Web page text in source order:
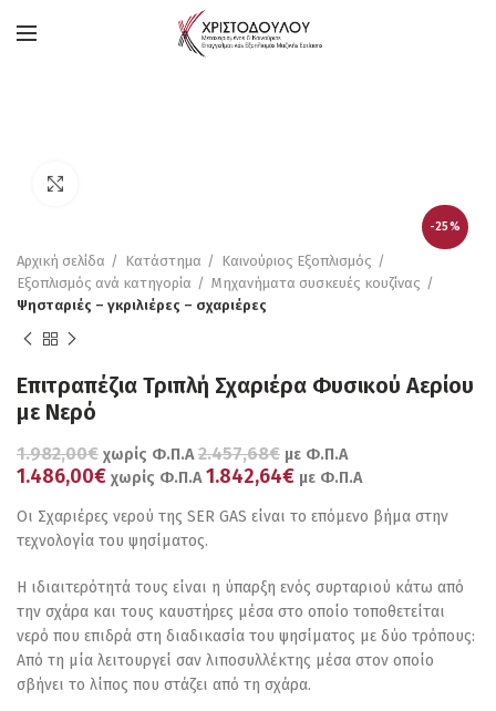
-25%
Αρχική σελίδα Κατάστημα
Καινούριος Εξοπλισμός
Εξοπλισμός ανά κατηγορία
Μηχανήματα συσκευές κουζίνας
Ψησταριές – γκριλιέρες – σχαριέρες
Επιτραπέζια Τριπλή Σχαριέρα Φυσικού Αερίου
με Νερό
1.982,00€ χωρίς Φ.Π.Α2.457,68€ με Φ.Π.Α
1.486,00€ χωρίς Φ.Π.Α1.842,64€ με Φ.Π.Α
Οι Σχαριέρες νερού της SER GAS είναι το επόμενο βήμα στην
τεχνολογία του ψησίματος.
Η ιδιαιτερότητά τους είναι η ύπαρξη ενός συρταριού κάτω από
την σχάρα και τους καυστήρες μέσα στο οποίο τοποθετείται
νερό που επιδρά στη διαδικασία του ψησίματος με δύο τρόπους:
Από τη μία λειτουργεί σαν λιποσυλλέκτης μέσα στον οποίο
σβήνει το λίπος που στάζει από τη σχάρα.